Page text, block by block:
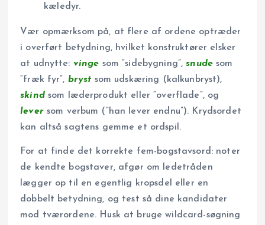
kæledyr.
Vær opmærksom på, at flere af ordene optræder
i overført betydning, hvilket konstruktører elsker
at udnytte: vinge som “sidebygning”,snude som
“fræk fyr”, bryst som udskæring (kalkunbryst),
skindsom læderprodukt eller “overflade”, og
leversom verbum (”han lever endnu”). Krydsordet
kan altså sagtens gemme et ordspil.
For at finde det korrekte fem-bogstavsord: noter
de kendte bogstaver, afgør om ledetråden
lægger op til en egentlig kropsdel eller en
dobbelt betydning, og test så dine kandidater
mod tværordene. Husk at bruge wildcard-søgning